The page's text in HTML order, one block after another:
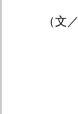
（文